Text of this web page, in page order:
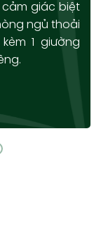
cảm giác biệt
ngủ thoải
1 giường